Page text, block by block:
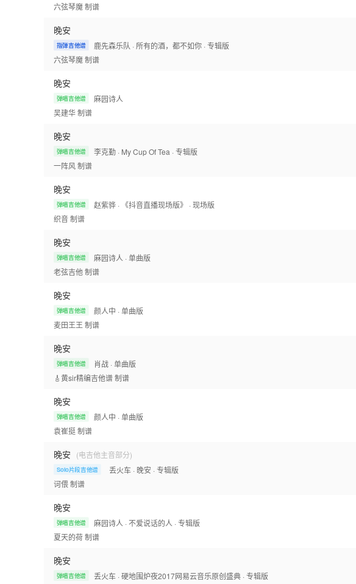
六弦琴魔制谱
晚安
指弹吉他谱 鹿先森乐队 · 所有的酒，都不如你 · 专辑版
六弦琴魔制谱
晚安
弹唱吉他谱
麻园诗人
吴建华制谱
晚安
弹唱吉他谱 李克勤 · My Cup Of Tea · 专辑版
一阵风制谱
晚安
弹唱吉他谱 赵紫骅 · 《抖音直播现场版》 · 现场版
织音制谱
晚安
弹唱吉他谱 麻园诗人 · 单曲版
老弦吉他制谱
晚安
弹唱吉他谱 颜人中 · 单曲版
麦田王王 制谱
晚安
弹唱吉他谱 肖战 · 单曲版
🎸黄sir精编吉他谱制谱
晚安
弹唱吉他谱 颜人中 · 单曲版
袁崔挺制谱
晚安 (电吉他主音部分)
Solo片段吉他谱 丢火车 · 晚安 · 专辑版
诃偎制谱
晚安
弹唱吉他谱 麻园诗人 · 不爱说话的人 · 专辑版
夏天的荷制谱
晚安
弹唱吉他谱 丢火车 · 硬地围炉夜2017网易云音乐原创盛典 · 专辑版